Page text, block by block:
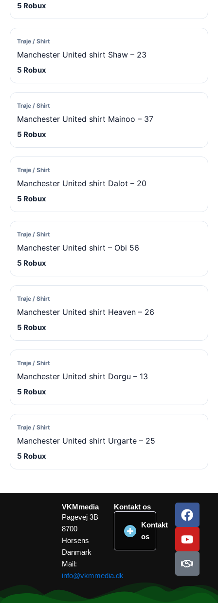
5 Robux
Trøje / Shirt
Manchester United shirt Shaw – 23
5 Robux
Trøje / Shirt
Manchester United shirt Mainoo – 37
5 Robux
Trøje / Shirt
Manchester United shirt Dalot – 20
5 Robux
Trøje / Shirt
Manchester United shirt – Obi 56
5 Robux
Trøje / Shirt
Manchester United shirt Heaven – 26
5 Robux
Trøje / Shirt
Manchester United shirt Dorgu – 13
5 Robux
Trøje / Shirt
Manchester United shirt Urgarte – 25
5 Robux
VKMmedia
Pagevej 3B
8700
Horsens
Danmark
Mail:
info@vkmmedia.dk
Kontakt os
Kontakt
os
F
a
c
e
b
o
Y
o
u
t
u
b
H
a
n
d
s
h